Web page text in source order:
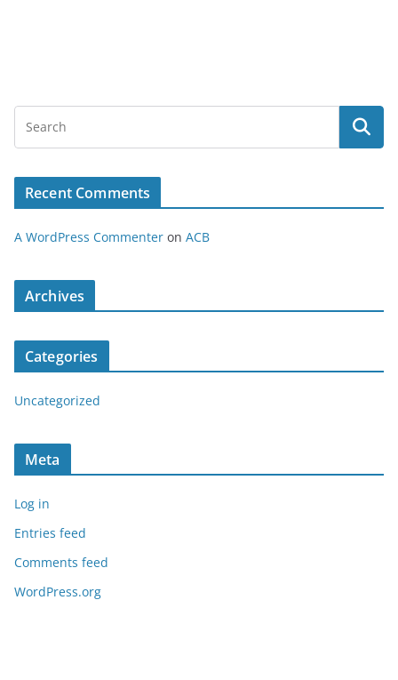
Recent Comments
A WordPress Commenter on ACB
Archives
Categories
Uncategorized
Meta
Log in
Entries feed
Comments feed
WordPress.org